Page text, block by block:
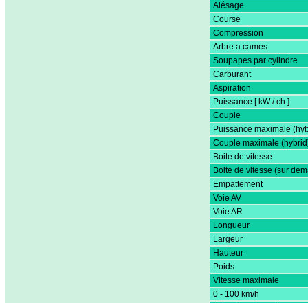
Alésage
Course
Compression
Arbre a cames
Soupapes par cylindre
Carburant
Aspiration
Puissance [ kW / ch ]
Couple
Puissance maximale
Couple maximale
Boite de vitesse
Boite de vitesse (sur
Empattement
Voie AV
Voie AR
Longueur
Largeur
Hauteur
Poids
Vitesse maximale
0 - 100 km/h